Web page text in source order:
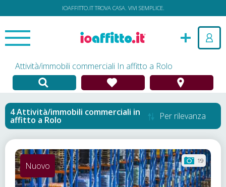
IOAFFITTO.IT TROVA CASA. VIVI SEMPLICE.
Attività/immobili commerciali In affitto a Rolo
Attività/immobili commerciali in
affitto a Rolo Per rilevanza
19
Nuovo